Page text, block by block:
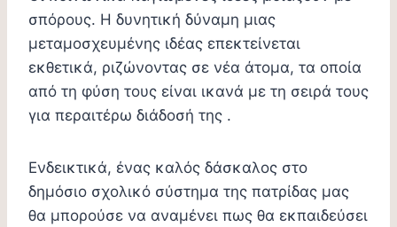
σπόρους. Η δυνητική δύναμη μιας
μεταμοσχευμένης ιδέας επεκτείνεται
εκθετικά, ριζώνοντας σε νέα άτομα, τα οποία
από τη φύση τους είναι ικανά με τη σειρά τους
για περαιτέρω διάδοσή της .
Ενδεικτικά, ένας καλός δάσκαλος στο
δημόσιο σχολικό σύστημα της πατρίδας μας
θα μπορούσε να αναμένει πως θα εκπαιδεύσει